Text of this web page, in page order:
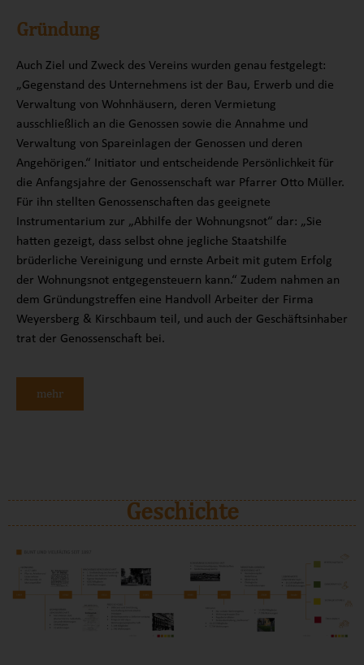
Gründung
Auch Ziel und Zweck des Vereins wurden genau festgelegt:
„Gegenstand des Unternehmens ist der Bau, Erwerb und die
Verwaltung von Wohnhäusern, deren Vermietung
ausschließlich an die Genossen sowie die Annahme und
Verwaltung von Spareinlagen der Genossen und deren
Angehörigen.“ Initiator und entscheidende Persönlichkeit für
die Anfangsjahre der Genossenschaft war Pfarrer Otto Müller.
Für ihn stellten Genossenschaften das geeignete
Instrumentarium zur „Abhilfe der Wohnungsnot“ dar: „Sie
hatten gezeigt, dass selbst ohne jegliche Staatshilfe
brüderliche Vereinigung und ernste Arbeit mit gutem Erfolg
der Wohnungsnot entgegensteuern kann.“ Zudem nahmen an
dem Gründungstreffen eine Handvoll Arbeiter der Firma
Weyersberg & Kirschbaum teil, und auch der Geschäftsinhaber
trat der Genossenschaft bei.
mehr
Geschichte